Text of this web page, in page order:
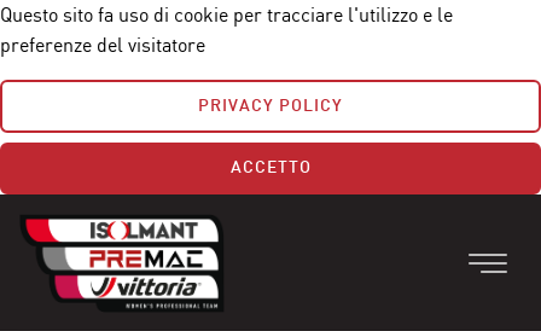
Questo sito fa uso di cookie per tracciare l'utilizzo e le
preferenze del visitatore
PRIVACY POLICY
ACCETTO